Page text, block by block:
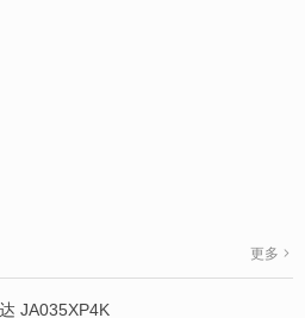
更多
JA035XP4K